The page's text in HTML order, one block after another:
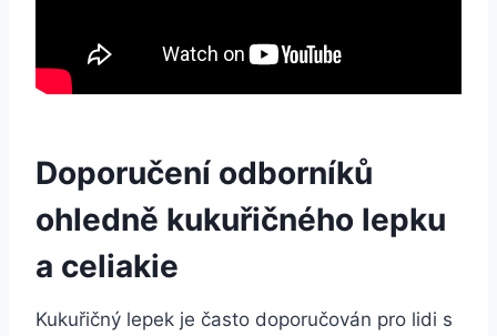
Doporučení odborníků
ohledně kukuřičného lepku
a celiakie
Kukuřičný lepek je často doporučován pro lidi s